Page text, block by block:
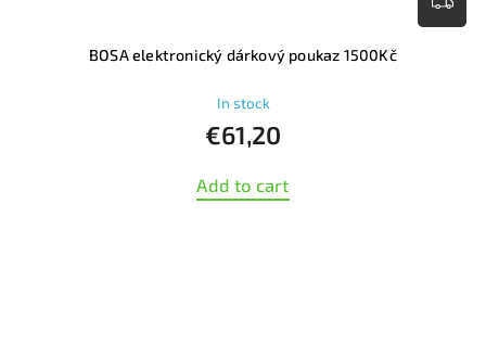
BOSA elektronický dárkový poukaz 1500Kč
In stock
€61,20
Add to cart